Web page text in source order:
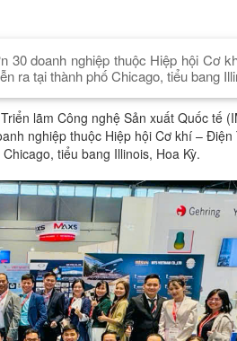
30 doanh nghiệp thuộc Hiệp hội Cơ
ra tại thành phố Chicago, tiểu bang
lãm Công nghệ Sản xuất Quốc tế
nghiệp thuộc Hiệp hội Cơ khí – Điện
tiểu bang Illinois, Hoa Kỳ.